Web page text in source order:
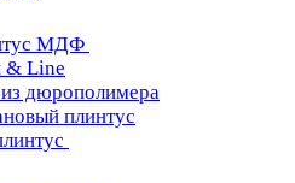
МДФ
& Line
дюрополимера
плинтус